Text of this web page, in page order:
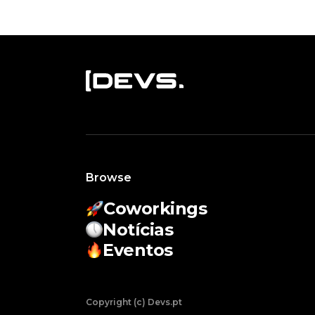
Browse
Coworkings
Notícias
Eventos
Copyright (c) Devs.pt